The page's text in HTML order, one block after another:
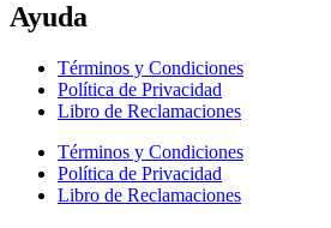
Ayuda
Términos y Condiciones
Política de Privacidad
Libro de Reclamaciones
Términos y Condiciones
Política de Privacidad
Libro de Reclamaciones